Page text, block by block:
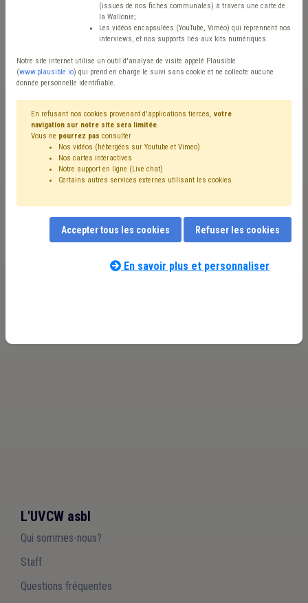
Certaines parties du site (modèles, outils et certains
contenus) sont accessibles uniquement aux
membres de l'Union des Villes et Communes de
Wallonie.
Qui est membre de l'UVCW?
Les communes, CPAS, ADL, zones de police, zones de
secours, intercommunales et SLSP situés en Wallonie et en
ordre de cotisation.
Vous êtes membres de l'UVCW ?
L'UVCW asbl
Qui sommes-nous?
Staff
Questions fréquentes
(issues de nos fiches communales) à travers une carte de
la Wallonie;
Les vidéos encapsulées (YouTube, Viméo) qui reprennent nos
interviews, et nos supports liés aux kits numériques.
Notre site internet utilise un outil d'analyse de visite appelé Plausible
(www.plausible.io) qui prend en charge le suivi sans cookie et ne collecte aucune
donnée personnelle identifiable.
En refusant nos cookies provenant d'applications tierces, votre
navigation sur notre site sera limitée.
Vous ne pourrez pas consulter
Nos vidéos (hébergées sur Youtube et Vimeo)
Nos cartes interactives
Notre support en ligne (Live chat)
Certains autres services externes utilisant les cookies
Accepter tous les cookies Refuser les cookies
En savoir plus et personnaliser